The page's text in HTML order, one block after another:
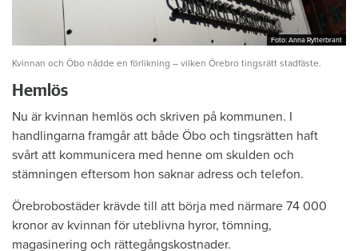
Foto: Anna Rytterbrant
Foto: Anna Rytterbrant
Kvinnan och Öbo nådde en förlikning – vilken Örebro tingsrätt stadfäste.
Hemlös
Nu är kvinnan hemlös och skriven på kommunen. I
handlingarna framgår att både Öbo och tingsrätten haft
svårt att kommunicera med henne om skulden och
stämningen eftersom hon saknar adress och telefon.
Örebrobostäder krävde till att börja med närmare 74 000
kronor av kvinnan för uteblivna hyror, tömning,
magasinering och rättegångskostnader.